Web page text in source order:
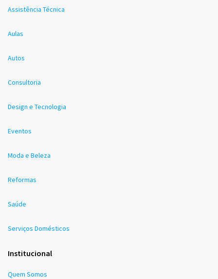
Assistência Técnica
Aulas
Autos
Consultoria
Design e Tecnologia
Eventos
Moda e Beleza
Reformas
Saúde
Serviços Domésticos
Institucional
Quem Somos